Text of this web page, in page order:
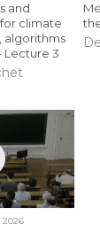
and
climate
algorithms
Lecture 3
2026